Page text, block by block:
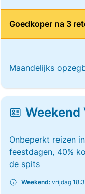
Goedkoper na 3
Maandelijks
Weekend
Onbeperkt reizen
feestdagen, 40%
de spits
Weekend: vrijdag